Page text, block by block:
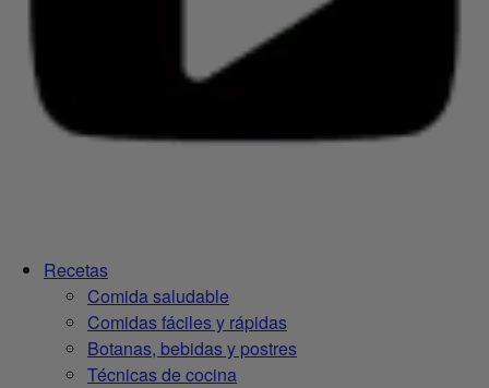
Recetas
Comida saludable
Comidas fáciles y rápidas
Botanas, bebidas y postres
Técnicas de cocina